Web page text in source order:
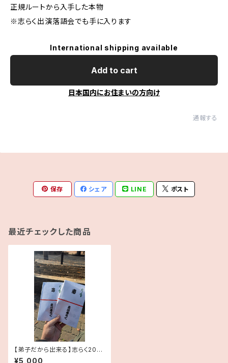
正規ルートから入手した本物
※志らく出演落語会でも手に入ります
International shipping available
Add to cart
日本国内にお住まいの方向け
通報する
保存 シェア LINE ポスト
最近チェックした商品
【弟子だから出来る】志らく2025
年手拭い2本セット【思い出の
¥5,000